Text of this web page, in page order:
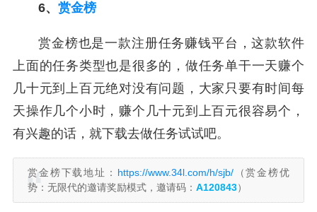
6、 赏金榜
赏金榜也是一款注册任务赚钱平台，这款软件
上面的任务类型也是很多的，做任务单干一天赚个
几十元到上百元绝对没有问题，大家只要有时间每
天操作几个小时，赚个几十元到上百元很容易个，
有兴趣的话，就下载去做任务试试吧。
赏金榜下载地址： https://www.34l.com/h/sjb/（赏金榜优
势：无限代的邀请奖励模式，邀请码： A120843）